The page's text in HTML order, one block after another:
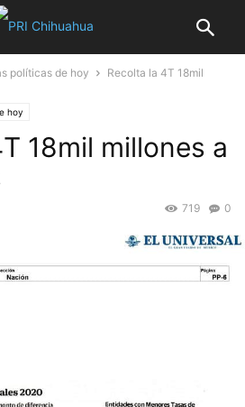
políticas de hoy
Recolta la 4T 18mil
hoy
18mil millones a
0
719